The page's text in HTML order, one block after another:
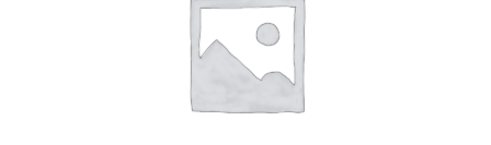
WEITERLESEN